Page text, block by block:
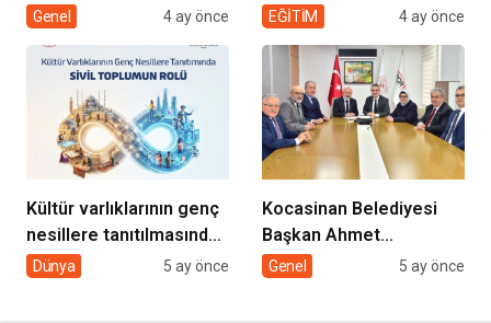
“EVDE SAĞLIK
GÖNÜLLERE
DOKUNUYORUZ”
Genel 4 ay önce
desteği projesi
EĞİTİM 4 ay önce
Kültür varlıklarının genç
nesillere tanıtılmasında
sivil toplumun rolü
Dünya 5 ay önce
Kocasinan Belediyesi
Başkan Ahmet
Çolakbayrakdar ile
Genel 5 ay önce